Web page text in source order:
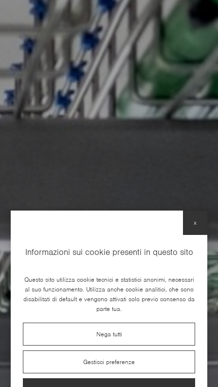
Welfare aziendale
Informazioni sui cookie presenti in questo sito
Questo sito utilizza cookie tecnici e statistici anonimi, necessari
al suo funzionamento. Utilizza anche cookie analitici, che sono
disabilitati di default e vengono attivati solo previo consenso da
parte tua.
Nega tutti
Gestisci preferenze
x